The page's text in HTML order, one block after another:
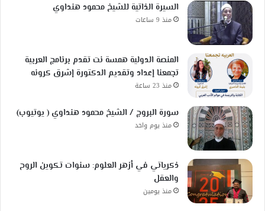
السيرة الذاتية للشيخ محمود هنداوي
منذ 9 ساعات
المنصة الدولية همسة نت تقدم برنامج العربية
تجمعنا إعداد وتقديم الدكتورة إشرق كرونه
منذ 23 ساعة
سورة البروج / الشيخ محمود هنداوي ( يوتيوب)
منذ يوم واحد
ذكرياتي في أزهر العلوم: سنوات تكوين الروح
والعقل
منذ يومين